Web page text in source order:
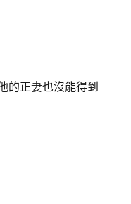
的正妻也沒能得到